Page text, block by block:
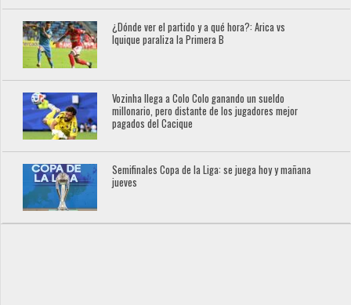
¿Dónde ver el partido y a qué hora?: Arica vs
Iquique paraliza la Primera B
Vozinha llega a Colo Colo ganando un sueldo
millonario, pero distante de los jugadores mejor
pagados del Cacique
Semifinales Copa de la Liga: se juega hoy y mañana
jueves